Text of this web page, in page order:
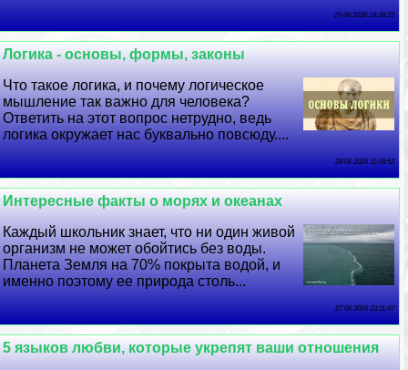
29 06 2026 18:38:25
Логика - основы, формы, законы
Что такое логика, и почему логическое
мышление так важно для человека?
Ответить на этот вопрос нетрудно, ведь
логика окружает нас буквально повсюду....
28 06 2026 11:39:52
Интересные факты о морях и океанах
Каждый школьник знает, что ни один живой
организм не может обойтись без воды.
Планета Земля на 70% покрыта водой, и
именно поэтому ее природа столь...
27 06 2026 23:11:47
5 языков любви, которые укрепят ваши отношения